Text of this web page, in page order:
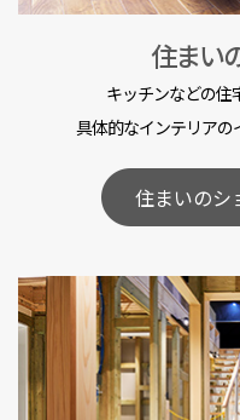
住まい
キッチンなどの住
具体的なインテリアの
住まいのシ